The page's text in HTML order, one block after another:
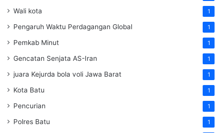
Wali kota 1
Pengaruh Waktu Perdagangan Global 1
Pemkab Minut 1
Gencatan Senjata AS-Iran 1
juara Kejurda bola voli Jawa Barat 1
Kota Batu 1
Pencurian 1
Polres Batu 1